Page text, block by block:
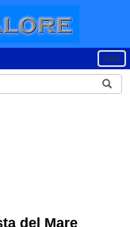
del Mare